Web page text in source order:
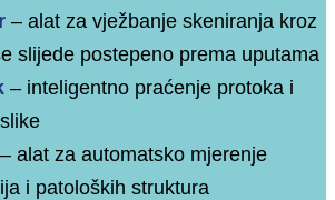
– alat za vježbanje skeniranja kroz
slijede postepeno prema uputama
– inteligentno praćenje protoka i
– alat za automatsko mjerenje
i patoloških struktura